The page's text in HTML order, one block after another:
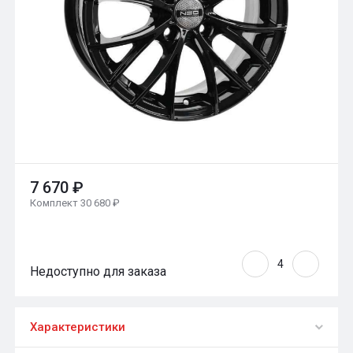
7 670 ₽
Комплект 30 680 ₽
Недоступно для заказа
Характеристики